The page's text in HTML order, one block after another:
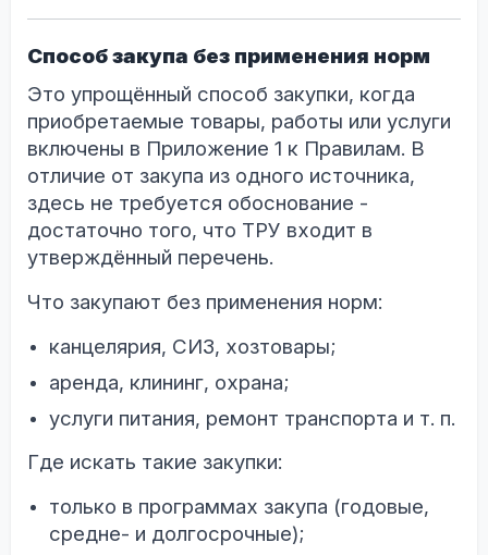
Способ закупа без применения норм
Это упрощённый способ закупки, когда
приобретаемые товары, работы или услуги
включены в Приложение 1 к Правилам. В
отличие от закупа из одного источника,
здесь не требуется обоснование -
достаточно того, что ТРУ входит в
утверждённый перечень.
Что закупают без применения норм:
канцелярия, СИЗ, хозтовары;
аренда, клининг, охрана;
услуги питания, ремонт транспорта и т. п.
Где искать такие закупки:
только в программах закупа (годовые,
средне- и долгосрочные);